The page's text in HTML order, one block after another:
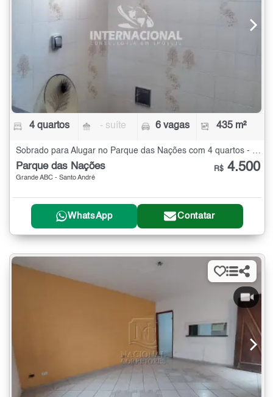
4 quartos - suíte 6 vagas 435 m²
Sobrado para Alugar no Parque das Nações com 4 quartos - 435 m²
Parque das Nações
Grande ABC - Santo André
R$ 4.500
WhatsApp Contatar